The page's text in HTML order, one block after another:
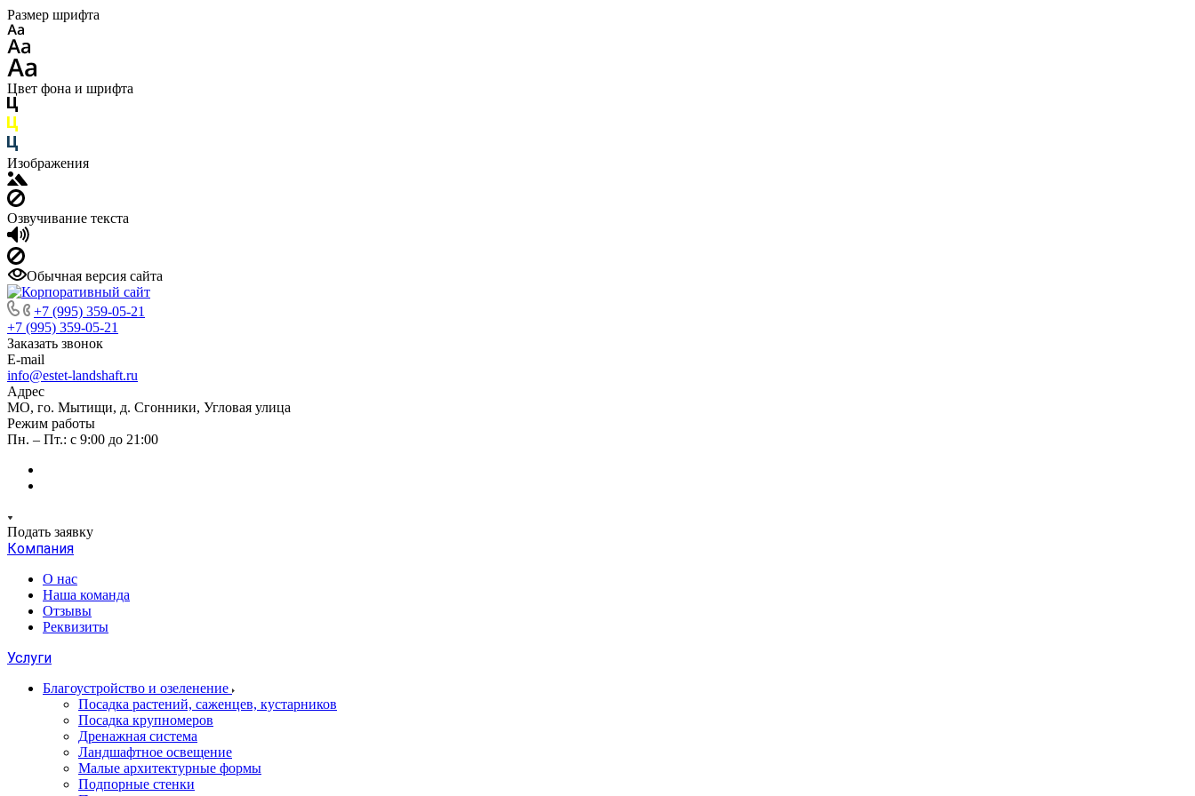
Размер шрифта
Цвет фона и шрифта
Изображения
Озвучивание текста
Обычная версия сайта
+7 (995) 359-05-21
+7 (995) 359-05-21
Заказать звонок
E-mail
info@estet-landshaft.ru
Адрес
МО, го. Мытищи, д. Сгонники, Угловая улица
Режим работы
Пн. – Пт.: с 9:00 до 21:00
Подать заявку
Компания
О нас
Наша команда
Отзывы
Реквизиты
Услуги
Благоустройство и озеленение
Посадка растений, саженцев, кустарников
Посадка крупномеров
Дренажная система
Ландшафтное освещение
Малые архитектурные формы
Подпорные стенки